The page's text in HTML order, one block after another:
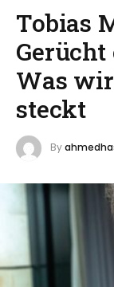
Tobias
Was
steckt
By